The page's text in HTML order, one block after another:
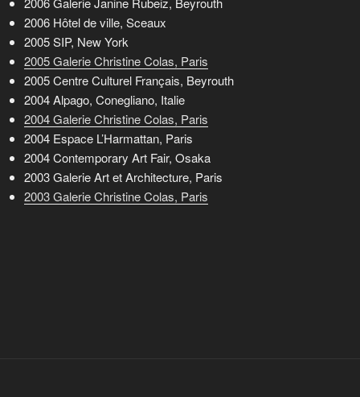
2006 Hôtel de ville, Sceaux
2005 SIP, New York
2005 Galerie Christine Colas, Paris
2005 Centre Culturel Français, Beyrouth
2004 Alpago, Conegliano, Italie
2004 Galerie Christine Colas, Paris
2004 Espace L’Harmattan, Paris
2004 Contemporary Art Fair, Osaka
2003 Galerie Art et Architecture, Paris
2003 Galerie Christine Colas, Paris